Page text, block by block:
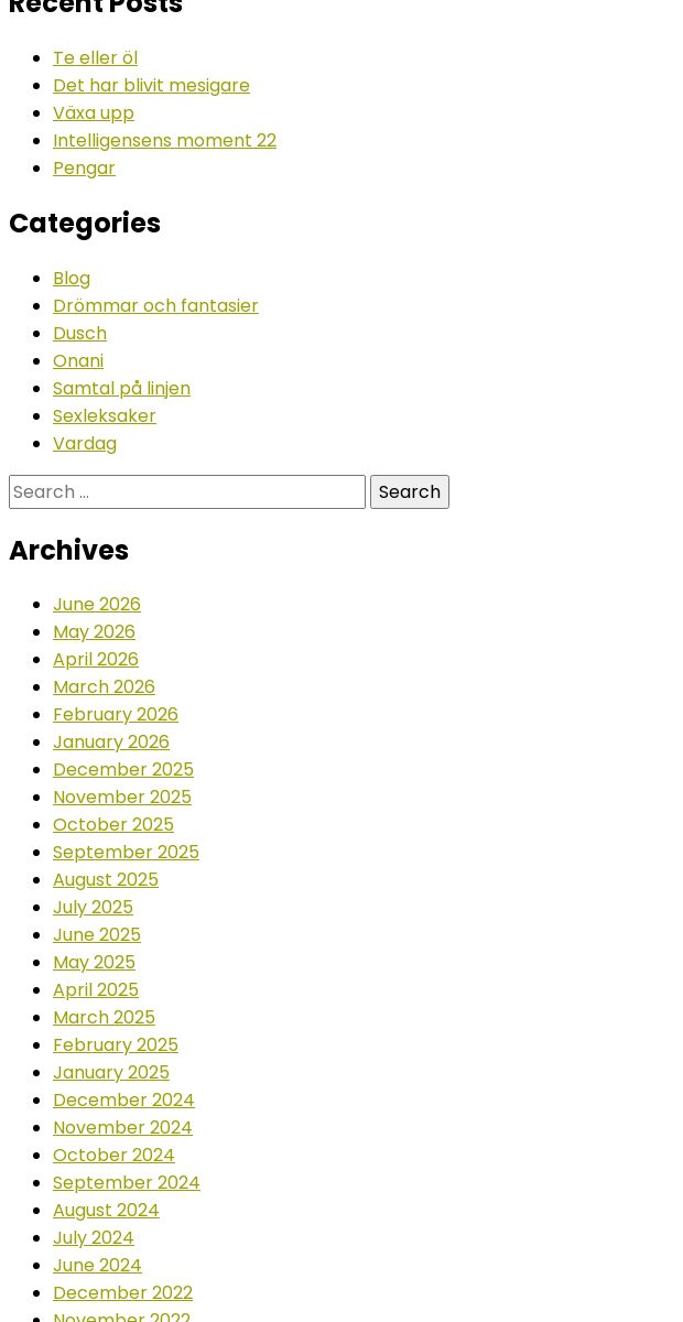
Te eller öl
Det har blivit mesigare
Växa upp
Intelligensens moment 22
Pengar
Categories
Blog
Drömmar och fantasier
Dusch
Onani
Samtal på linjen
Sexleksaker
Vardag
Search
for:
Archives
June 2026
May 2026
April 2026
March 2026
February 2026
January 2026
December 2025
November 2025
October 2025
September 2025
August 2025
July 2025
June 2025
May 2025
April 2025
March 2025
February 2025
January 2025
December 2024
November 2024
October 2024
September 2024
August 2024
July 2024
June 2024
December 2022